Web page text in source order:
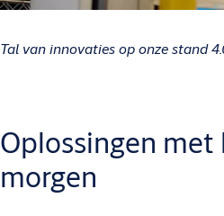
Tal van innovaties op onze stand
Oplossingen met
morgen